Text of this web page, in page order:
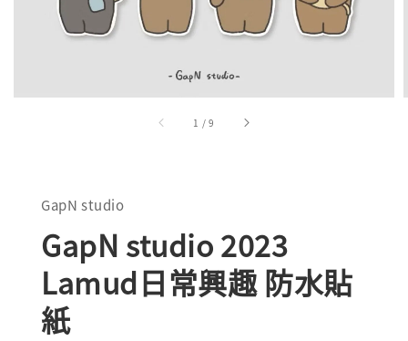
1 /9
GapN studio
GapN studio 2023
Lamud日常興趣 防水貼
紙